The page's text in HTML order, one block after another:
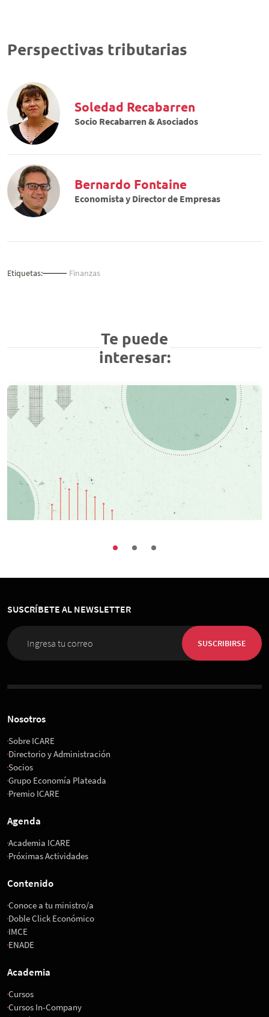
Perspectivas tributarias
Soledad Recabarren
Socio Recabarren & Asociados
Bernardo Fontaine
Economista y Director de Empresas
Etiquetas: Finanzas
Te puede
interesar:
09 de Junio 2023, 9:00 hrs.
Vía Zoom
SUSCRÍBETE AL NEWSLETTER
SUSCRIBIRSE
Nosotros
Sobre ICARE
Directorio y Administración
Socios
Grupo Economía Plateada
Premio ICARE
Agenda
Academia ICARE
Próximas Actividades
Contenido
Conoce a tu ministro/a
Doble Click Económico
IMCE
ENADE
Academia
Cursos
Cursos In-Company